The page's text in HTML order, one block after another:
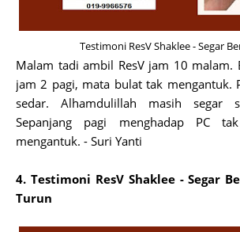
Testimoni ResV Shaklee - Segar
Malam tadi ambil ResV jam 10 malam.
jam 2 pagi, mata bulat tak mengantuk.
sedar. Alhamdulillah masih segar
Sepanjang pagi menghadap PC
mengantuk. - Suri Yanti
4. Testimoni ResV Shaklee - Segar
Turun